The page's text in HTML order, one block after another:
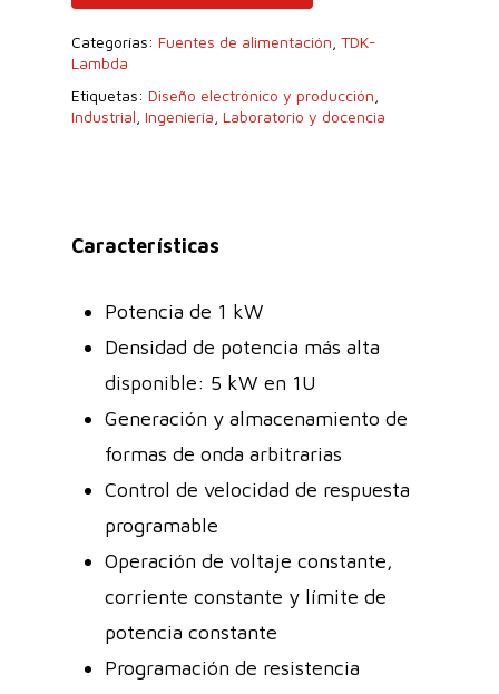
Categorías: Fuentes de alimentación TDK-
Lambda
Etiquetas: Diseño electrónico y producción
Industrial Ingeniería Laboratorio y docencia
Características
Potencia de 1 kW
Densidad de potencia más alta
disponible: 5 kW en 1U
Generación y almacenamiento de
formas de onda arbitrarias
Control de velocidad de respuesta
programable
Operación de voltaje constante,
corriente constante y límite de
potencia constante
Programación de resistencia